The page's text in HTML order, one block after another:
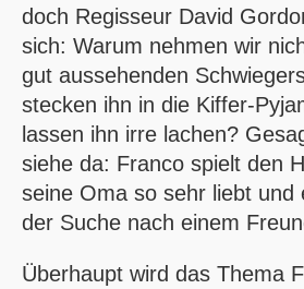
doch Regisseur David
sich: Warum nehmen wir
gut aussehenden
stecken ihn in die Kiffer-
lassen ihn irre lachen?
siehe da: Franco spielt den
seine Oma so sehr liebt und
der Suche nach einem
Überhaupt wird das Thema